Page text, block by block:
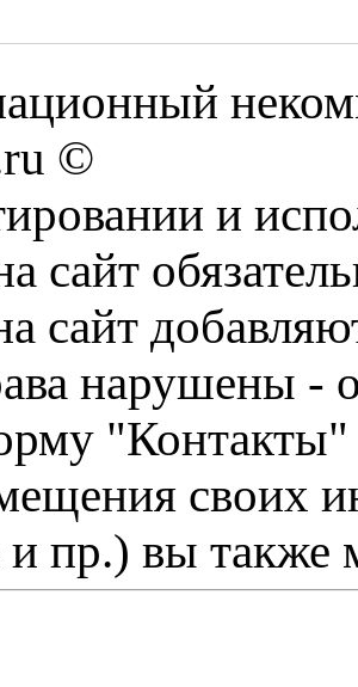
©
и
сайт
сайт
нарушены -
"Контакты"
своих
и пр.) вы также